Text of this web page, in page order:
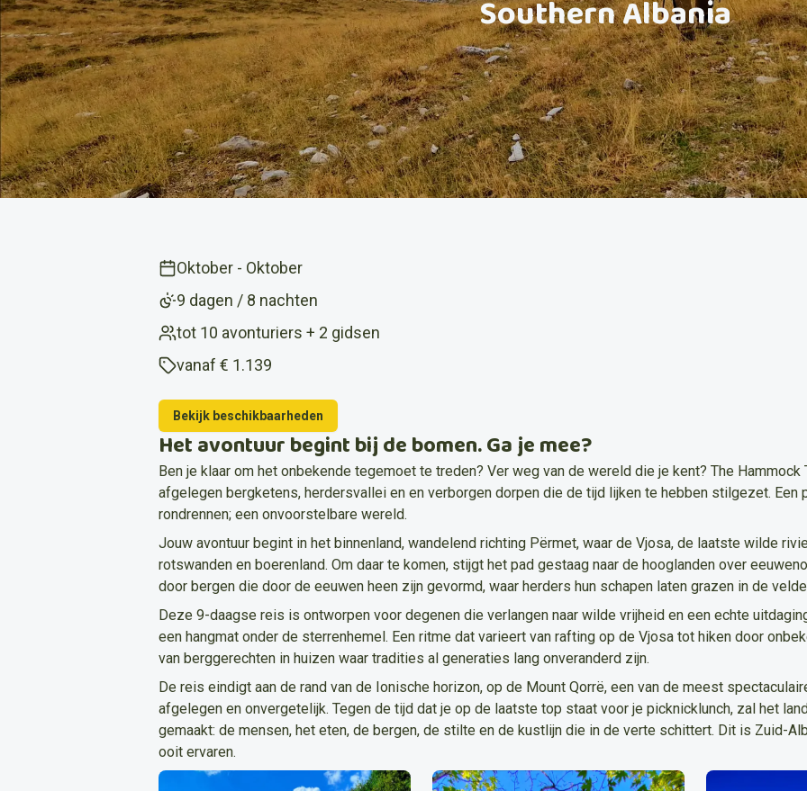
Southern Albania
Oktober - Oktober
9 dagen / 8 nachten
tot 10 avonturiers + 2 gidsen
vanaf € 1.139
Bekijk beschikbaarheden
Het avontuur begint bij de bomen. Ga je mee?
Ben je klaar om het onbekende tegemoet te treden? Ver weg van de wereld die je kent? The Hammock
afgelegen bergketens, herdersvallei en en verborgen dorpen die de tijd lijken te hebben stilgezet. Een
rondrennen; een onvoorstelbare wereld.
Jouw avontuur begint in het binnenland, wandelend richting Përmet, waar de Vjosa, de laatste wilde
rotswanden en boerenland. Om daar te komen, stijgt het pad gestaag naar de hooglanden over
door bergen die door de eeuwen heen zijn gevormd, waar herders hun schapen laten grazen in de
Deze 9-daagse reis is ontworpen voor degenen die verlangen naar wilde vrijheid en een echte
een hangmat onder de sterrenhemel. Een ritme dat varieert van rafting op de Vjosa tot hiken door
van berggerechten in huizen waar tradities al generaties lang onveranderd zijn.
De reis eindigt aan de rand van de Ionische horizon, op de Mount Qorrë, een van de meest
afgelegen en onvergetelijk. Tegen de tijd dat je op de laatste top staat voor je picknicklunch, zal het
gemaakt: de mensen, het eten, de bergen, de stilte en de kustlijn die in de verte schittert. Dit is Zuid-
ooit ervaren.